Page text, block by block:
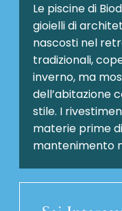
Le piscine di
gioielli di
nascosti nel
tradizionali,
inverno, ma
dell’abitazione
stile. I
materie prime
mantenimento